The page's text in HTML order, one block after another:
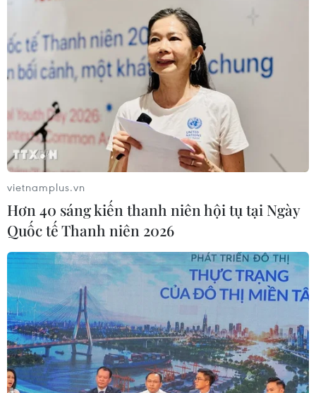
TIN CÙNG CHUYÊN MỤC
Công suất lọc dầu thu hẹp, giá xăng
Mỹ đối mặt áp lực tăng
Xuất khẩu dệt may 7 tháng đạt trên
27 tỷ USD, duy trì đà tăng trưởng
09/08/2026 08:25
Hải Phòng điều chỉnh kịch bản tăng
trưởng, quyết tâm đạt GRDP 13%
09/08/2026 08:25
Trung Quốc công bố kế hoạch phát
triển ngành hàng không dân dụng
vietnamplus.vn
Hơn 40 sáng kiến thanh niên hội tụ tại Ngày
Quốc tế Thanh niên 2026